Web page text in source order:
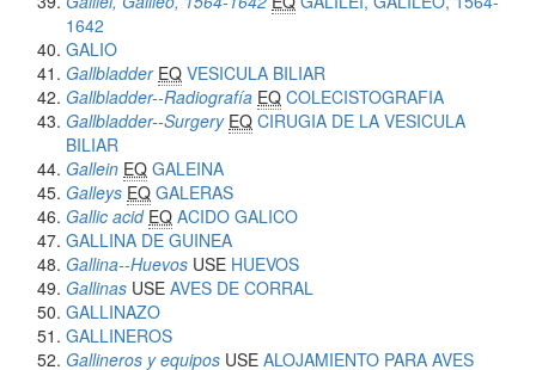
1642
GALIO
Gallbladder EQ VESICULA BILIAR
Gallbladder--Radiografía EQ COLECISTOGRAFIA
Gallbladder--Surgery EQ CIRUGIA DE LA VESICULA
BILIAR
Gallein EQ GALEINA
Galleys EQ GALERAS
Gallic acid EQ ACIDO GALICO
GALLINA DE GUINEA
Gallina--Huevos USE HUEVOS
Gallinas USE AVES DE CORRAL
GALLINAZO
GALLINEROS
Gallineros y equipos USE ALOJAMIENTO PARA AVES